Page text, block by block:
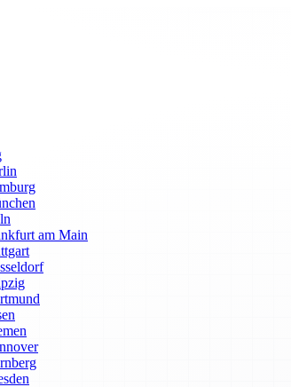
am Main